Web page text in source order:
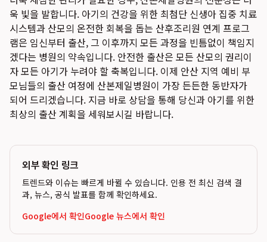
욱 빛을 발합니다. 아기의 건강을 위한 최첨단 신생아 집중 치료
시스템과 산모의 온전한 회복을 돕는 산후조리원 연계 프로그
램은 임신부터 출산, 그 이후까지 모든 과정을 빈틈없이 책임지
겠다는 병원의 약속입니다. 안전한 출산은 모든 산모의 권리이
자 모든 아기가 누려야 할 축복입니다. 이제 안산 지역 예비 부
모님들의 출산 여정에 산본제일병원이 가장 든든한 동반자가
되어 드리겠습니다. 지금 바로 상담을 통해 당신과 아기를 위한
최상의 출산 계획을 세워보시길 바랍니다.
외부 확인 링크
트렌드와 이슈는 빠르게 바뀔 수 있습니다. 인용 전 최신 검색 결
과, 뉴스, 공식 발표를 함께 확인하세요.
Google에서 확인Google 뉴스에서 확인